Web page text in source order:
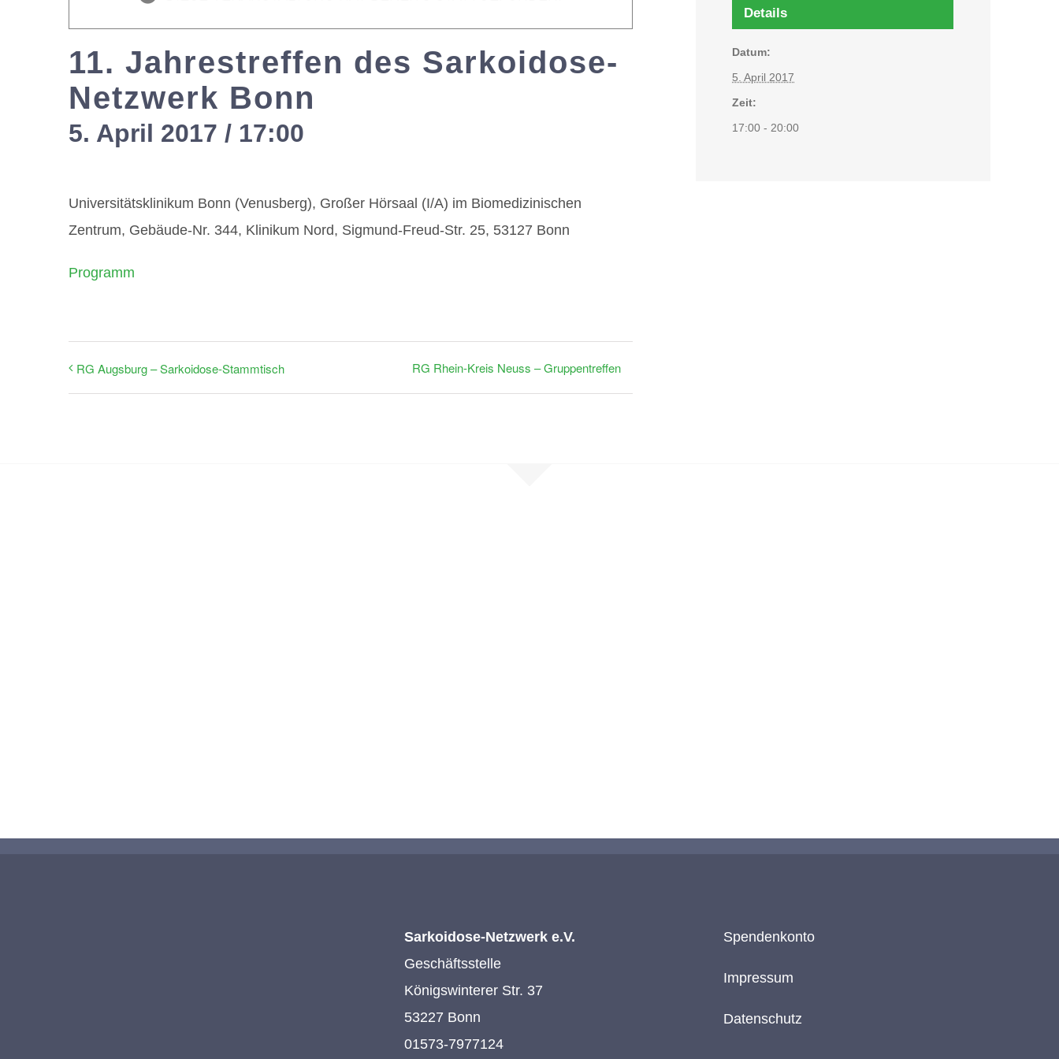
11. Jahrestreffen des Sarkoidose-
Netzwerk Bonn
5. April 2017 / 17:00
Universitätsklinikum Bonn (Venusberg), Großer Hörsaal (I/A) im Biomedizinischen
Zentrum, Gebäude-Nr. 344, Klinikum Nord, Sigmund-Freud-Str. 25, 53127 Bonn
Programm
RG Augsburg – Sarkoidose-Stammtisch RG Rhein-Kreis Neuss – Gruppentreffen
Details
Datum:
5. April 2017
Zeit:
17:00 - 20:00
Sarkoidose-Netzwerk e.V.
Geschäftsstelle
Königswinterer Str. 37
53227 Bonn
01573-7977124
Spendenkonto
Impressum
Datenschutz